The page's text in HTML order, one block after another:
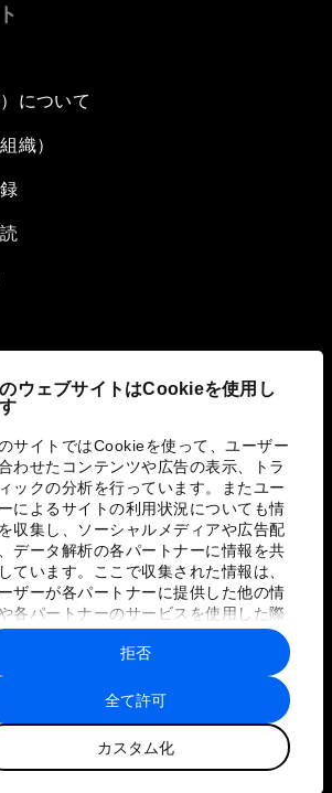
ウェブサイトはCookieを使用し
サイトではCookieを使って、ユーザー
わせたコンテンツや広告の表示、トラ
ックの分析を行っています。またユー
によるサイトの利用状況についても情
収集し、ソーシャルメディアや広告配
データ解析の各パートナーに情報を共
ています。ここで収集された情報は、
ザーが各パートナーに提供した他の情
各パートナーのサービスを使用した際
集された情報と組み合わされ、各パー
ーによって使用されることがありま
全て許可
カスタム化
拒否
について
織）
の取り組み
)
バシーポリシーと利用規約
サイトマップ
世界経済フォーラム